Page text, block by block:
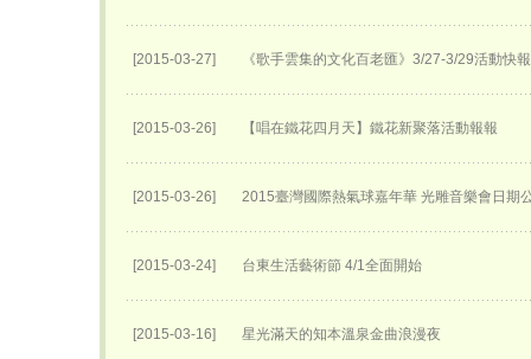
[2015-03-27] 《歌手雲集的文化百老匯》3/27-3/29活動快報
[2015-03-26] 【唱在鐵花四月天】鐵花新聚落活動報報
[2015-03-26] 2015臺灣國際熱氣球嘉年華 光雕音樂會日期
[2015-03-24] 台東生活藝術節 4/1全面開始
[2015-03-16] 星光滿天的知本溫泉金曲浪漫夜